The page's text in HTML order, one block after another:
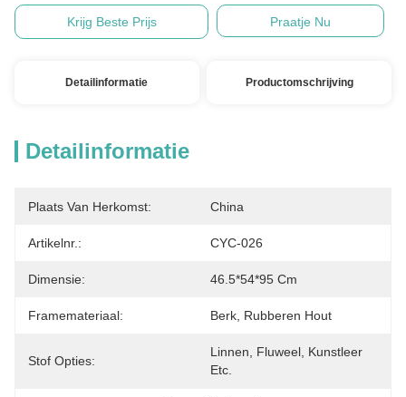
Krijg Beste Prijs Praatje Nu
Detailinformatie Productomschrijving
Detailinformatie
Plaats Van Herkomst: China
Artikelnr.: CYC-026
Dimensie: 46.5*54*95 Cm
Framemateriaal: Berk, Rubberen Hout
Stof Opties:
Linnen, Fluweel, Kunstleer
Etc.